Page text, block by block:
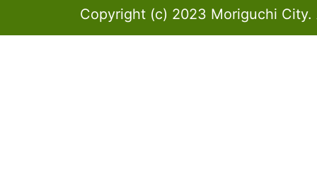
Copyright (c) 2023 Moriguchi City.